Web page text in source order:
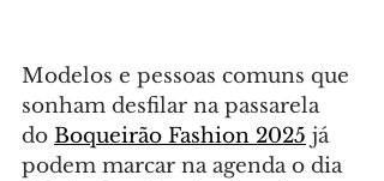
Modelos e pessoas comuns que
sonham desfilar na passarela
do Boqueirão Fashion 2025 já
podem marcar na agenda o dia